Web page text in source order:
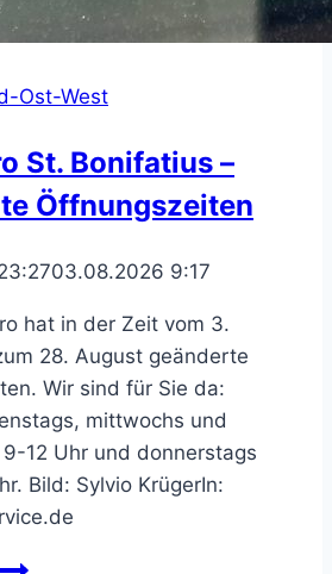
Ost-West
St. Bonifatius –
Öffnungszeiten
03.08.2026 9:17
hat in der Zeit vom 3.
28. August geänderte
Wir sind für Sie da:
mittwochs und
12 Uhr und donnerstags
Bild: Sylvio KrügerIn: